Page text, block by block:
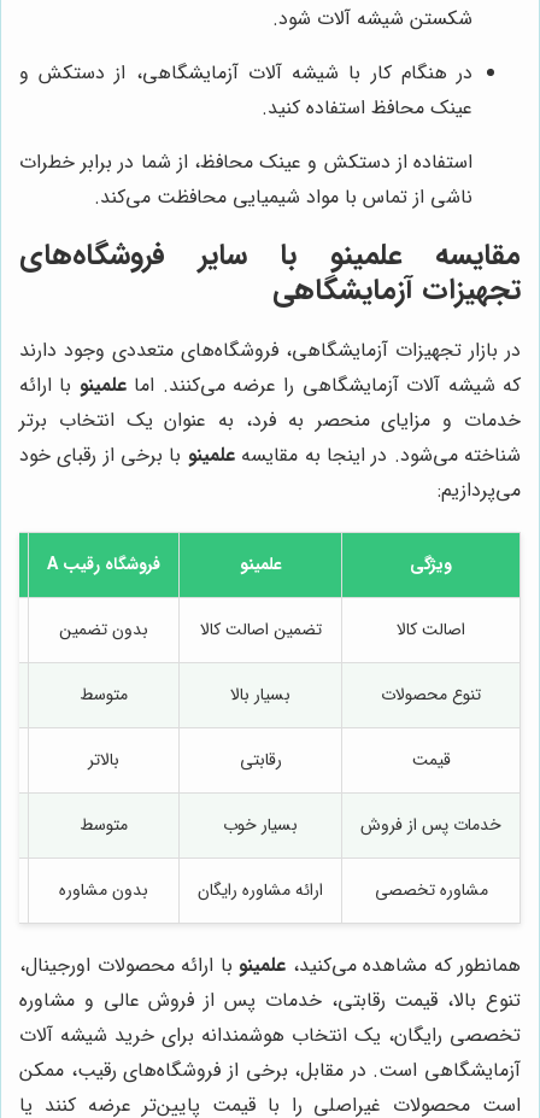
شکستن شیشه آلات شود.
در هنگام کار با شیشه آلات آزمایشگاهی، از دستکش و
عینک محافظ استفاده کنید.
استفاده از دستکش و عینک محافظ، از شما در برابر خطرات
ناشی از تماس با مواد شیمیایی محافظت می‌کند.
مقایسهعلمینو با سایر فروشگاه‌های
تجهیزات آزمایشگاهی
در بازار تجهیزات آزمایشگاهی، فروشگاه‌های متعددی وجود دارند
که شیشه آلات آزمایشگاهی را عرضه می‌کنند. اماعلمینو با ارائه
خدمات و مزایای منحصر به فرد، به عنوان یک انتخاب برتر
شناخته می‌شود. در اینجا به مقایسهعلمینو با برخی از رقبای خود
می‌پردازیم:
ویژگی علمینو فروشگاه رقیب A
اصالت کالا تضمین اصالت کالا بدون تضمین
تنوع محصولات بسیار بالا متوسط
قیمت رقابتی بالاتر
خدمات پس از فروش بسیار خوب متوسط
مشاوره تخصصی ارائه مشاوره رایگان بدون مشاوره
همانطور که مشاهده می‌کنید، علمینو با ارائه محصولات اورجینال،
تنوع بالا، قیمت رقابتی، خدمات پس از فروش عالی و مشاوره
تخصصی رایگان، یک انتخاب هوشمندانه برای خرید شیشه آلات
آزمایشگاهی است. در مقابل، برخی از فروشگاه‌های رقیب، ممکن
است محصولات غیراصلی را با قیمت پایین‌تر عرضه کنند یا